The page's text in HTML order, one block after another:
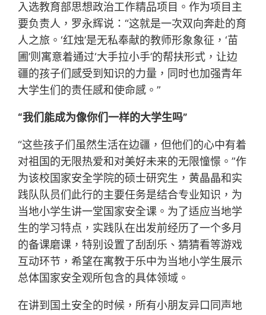
入选教育部思想政治工作精品项目。作为项目主
要负责人，罗永辉说：“这就是一次双向奔赴的育
人之旅。‘红烛’是无私奉献的教师形象象征，‘苗
圃’则寓意着通过‘大手拉小手’的帮扶形式，让边
疆的孩子们感受到知识的力量，同时也加强青年
大学生们的责任感和使命感。”
“我们能成为像你们一样的大学生吗”
“这些孩子们虽然生活在边疆，但他们的心中有着
对祖国的无限热爱和对美好未来的无限憧憬。”作
为该校国家安全学院的硕士研究生，黄晶晶和实
践队队员们此行的主要任务是结合专业知识，为
当地小学生讲一堂国家安全课。为了适应当地学
生的学习特点，实践队在出发前经历了一个多月
的备课磨课，特别设置了刮刮乐、猜猜看等游戏
互动环节，希望在寓教于乐中为当地小学生展示
总体国家安全观所包含的具体领域。
在讲到国土安全的时候，所有小朋友异口同声地